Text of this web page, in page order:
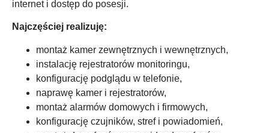
internet i dostęp do posesji.
Najczęściej realizuję:
montaż kamer zewnętrznych i wewnętrznych,
instalację rejestratorów monitoringu,
konfigurację podglądu w telefonie,
naprawę kamer i rejestratorów,
montaż alarmów domowych i firmowych,
konfigurację czujników, stref i powiadomień,